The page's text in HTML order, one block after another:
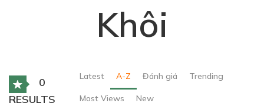
Khôi
0
RESULTS
Latest A-Z Đánh giá Trending
Most Views New